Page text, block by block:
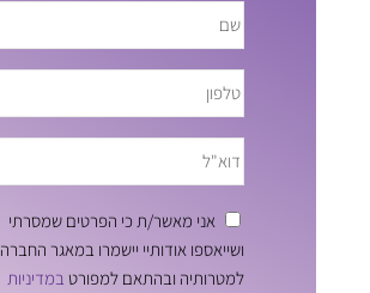
אני מאשר/ת כי הפרטים שמסרתי
ושייאספו אודותיי יישמרו במאגר החברה
למטרותיה ובהתאם למפורט במדיניות